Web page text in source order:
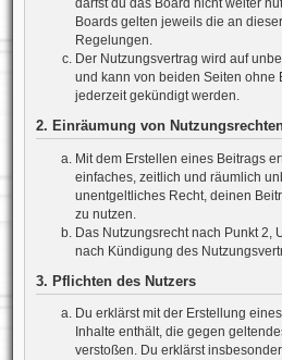
darfst du das Board nicht weiter
Boards gelten jeweils die an
Regelungen.
Der Nutzungsvertrag wird auf
und kann von beiden Seiten ohne
jederzeit gekündigt werden.
2. Einräumung von
Mit dem Erstellen eines Beitrags
einfaches, zeitlich und räumlich
unentgeltliches Recht, deinen
zu nutzen.
Das Nutzungsrecht nach Punkt 2,
nach Kündigung des
3. Pflichten des Nutzers
Du erklärst mit der Erstellung
Inhalte enthält, die gegen
verstoßen. Du erklärst